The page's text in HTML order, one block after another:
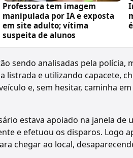
Professora tem imagem
manipulada por IA e exposta
em site adulto; vítima
suspeita de alunos
sendo analisadas pela
listrada e utilizando capacete,
e, sem hesitar, caminha
estava apoiado na janela de
e efetuou os disparos. Logo
chegar ao local,